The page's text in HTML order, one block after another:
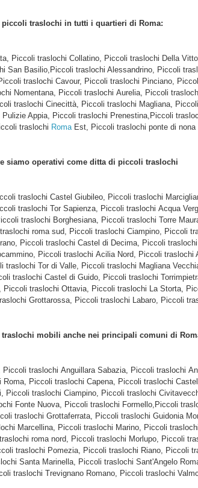
piccoli traslochi in tutti i quartieri di Roma:
Piccoli traslochi Collatino, Piccoli traslochi Della
San Basilio,Piccoli traslochi Alessandrino, Piccoli
traslochi Cavour, Piccoli traslochi Pinciano,
Nomentana, Piccoli traslochi Aurelia, Piccoli
traslochi Cinecittà, Piccoli traslochi Magliana,
Appia, Piccoli traslochi Prenestina,Piccoli
traslochi RomaEst, Piccoli traslochi ponte di nona
siamo operativi come ditta di piccoli traslochi
traslochi Castel Giubileo, Piccoli traslochi
traslochi Tor Sapienza, Piccoli traslochi Acqua
traslochi Borghesiana, Piccoli traslochi Torre
roma sud, Piccoli traslochi Ciampino, Piccoli
Piccoli traslochi Castel di Decima, Piccoli
Piccoli traslochi Acilia Nord, Piccoli
traslochi Tor di Valle, Piccoli traslochi Magliana
traslochi Castel di Guido, Piccoli traslochi
Piccoli traslochi Ottavia, Piccoli traslochi La Storta,
Grottarossa, Piccoli traslochi Labaro, Piccoli
mobili anche nei principali comuni di
Piccoli traslochi Anguillara Sabazia, Piccoli traslochi
Roma, Piccoli traslochi Capena, Piccoli traslochi
Piccoli traslochi Ciampino, Piccoli traslochi
Fonte Nuova, Piccoli traslochi Formello,Piccoli
traslochi Grottaferrata, Piccoli traslochi Guidonia
Marcellina, Piccoli traslochi Marino, Piccoli
roma nord, Piccoli traslochi Morlupo, Piccoli
traslochi Pomezia, Piccoli traslochi Riano, Piccoli
Santa Marinella, Piccoli traslochi Sant'Angelo
traslochi Trevignano Romano, Piccoli traslochi